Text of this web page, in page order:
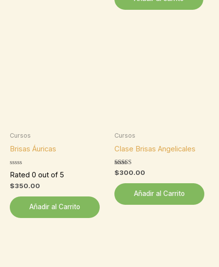
Cursos
Brisas Áuricas
Rated 0 out of 5
$350.00
Añadir al Carrito
Cursos
Clase Brisas Angelicales
Valorado
con
5.00
de 5
$300.00
Añadir al Carrito